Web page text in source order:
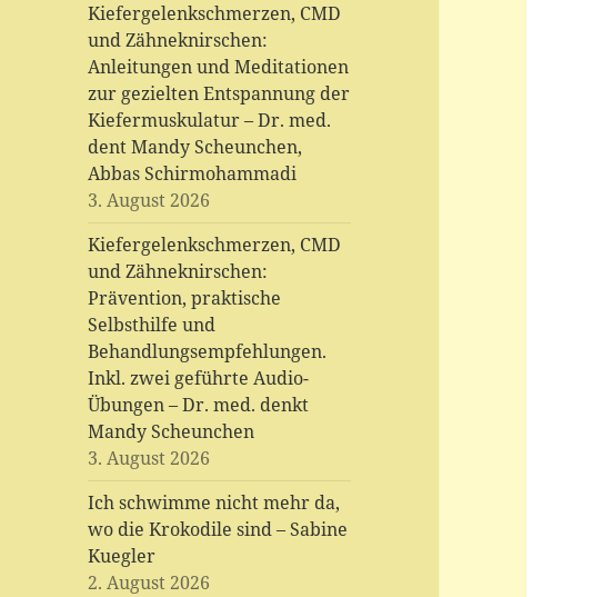
Kiefergelenkschmerzen, CMD
und Zähneknirschen:
Anleitungen und Meditationen
zur gezielten Entspannung der
Kiefermuskulatur – Dr. med.
dent Mandy Scheunchen,
Abbas Schirmohammadi
3. August 2026
Kiefergelenkschmerzen, CMD
und Zähneknirschen:
Prävention, praktische
Selbsthilfe und
Behandlungsempfehlungen.
Inkl. zwei geführte Audio-
Übungen – Dr. med. denkt
Mandy Scheunchen
3. August 2026
Ich schwimme nicht mehr da,
wo die Krokodile sind – Sabine
Kuegler
2. August 2026